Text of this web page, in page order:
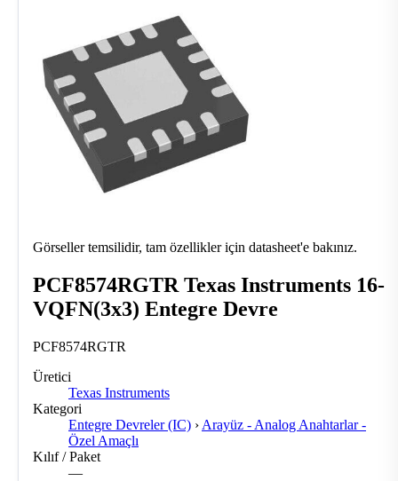
Görseller temsilidir, tam özellikler için datasheet'e bakınız.
PCF8574RGTR Texas Instruments 16-
VQFN(3x3) Entegre Devre
PCF8574RGTR
Üretici
Texas Instruments
Kategori
Entegre Devreler (IC) › Arayüz - Analog Anahtarlar -
Özel Amaçlı
Kılıf / Paket
—